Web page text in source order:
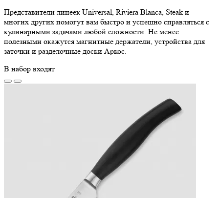
Представители линеек Universal, Riviera Blanca, Steak и
многих других помогут вам быстро и успешно справляться с
кулинарными задачами любой сложности. Не менее
полезными окажутся магнитные держатели, устройства для
заточки и разделочные доски Аркос.
В набор входят